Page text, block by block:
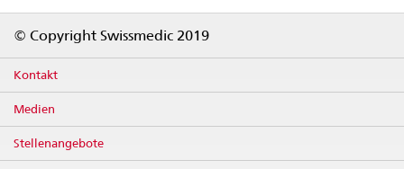
© Copyright Swissmedic 2019
Kontakt
Medien
Stellenangebote